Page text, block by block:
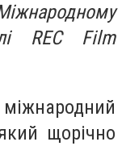
REC Film
щорічно